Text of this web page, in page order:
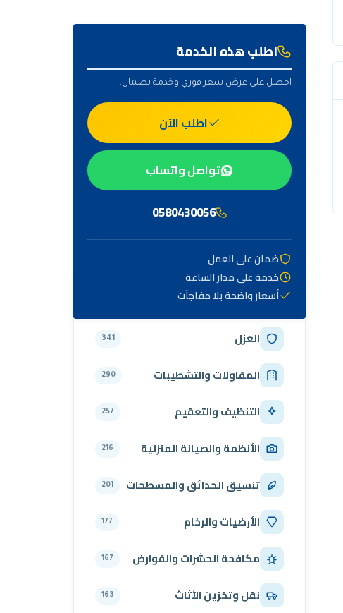
اطلب هذه الخدمة
احصل على عرض سعر فوري وخدمة بضمان.
اطلب الآن
تواصل واتساب
0580430056
ضمان على العمل
خدمة على مدار الساعة
أسعار واضحة بلا مفاجآت
أهم التصنيفات
العزل 341
المقاولات والتشطيبات 290
التنظيف والتعقيم 257
الأنظمة والصيانة المنزلية 216
تنسيق الحدائق والمسطحات 201
الأرضيات والرخام 177
مكافحة الحشرات والقوارض 167
نقل وتخزين الأثاث 163